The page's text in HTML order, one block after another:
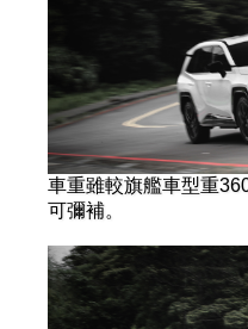
車重雖較旗艦車型重
可彌補。